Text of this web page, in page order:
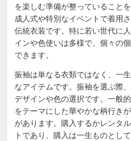
を楽しむ準備が整っていること
成人式や特別なイベントで着用
伝統衣装です。特に若い世代に
インや色使いは多様で、個々の
できます。
振袖は単なる衣類ではなく、一
なアイテムです。振袖を選ぶ際
デザインや色の選択です。一般
をテーマにした華やかな柄行き
があります。購入するかレンタ
トであり、購入は一生ものとし